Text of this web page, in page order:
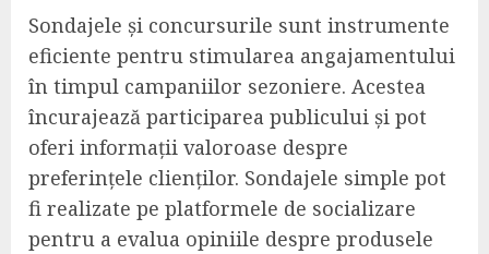
Sondajele și concursurile sunt instrumente
eficiente pentru stimularea angajamentului
în timpul campaniilor sezoniere. Acestea
încurajează participarea publicului și pot
oferi informații valoroase despre
preferințele clienților. Sondajele simple pot
fi realizate pe platformele de socializare
pentru a evalua opiniile despre produsele